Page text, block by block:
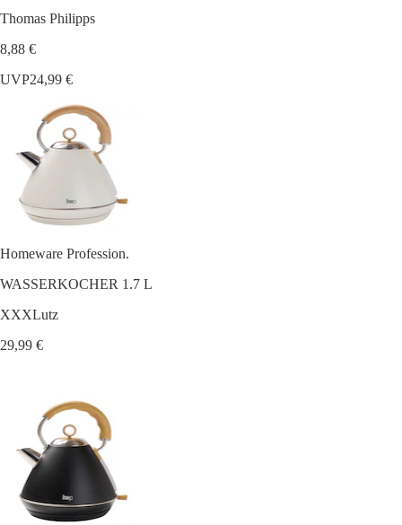
Thomas Philipps
8,88 €
UVP24,99 €
Homeware Profession.
WASSERKOCHER 1.7 L
XXXLutz
29,99 €